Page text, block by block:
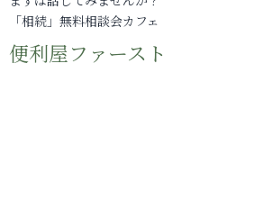
「相続」無料相談会カフェ
便利屋ファースト